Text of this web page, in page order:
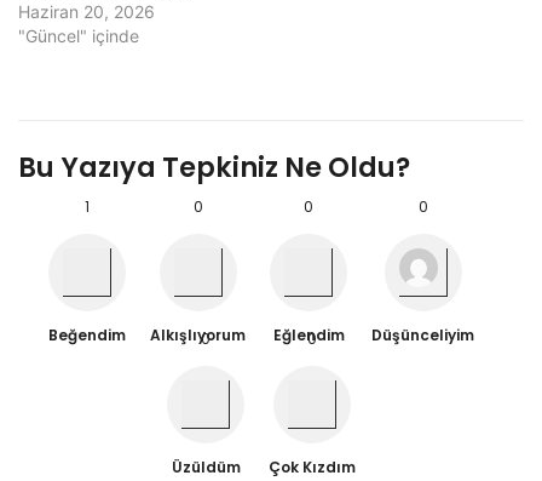
Haziran 20, 2026
"Güncel" içinde
Bu Yazıya Tepkiniz Ne Oldu?
1
Beğendim
0
Alkışlıyorum
0
Eğlendim
0
Düşünceliyim
0
Üzüldüm
0
Çok Kızdım